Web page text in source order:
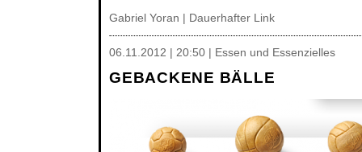
Gabriel Yoran | Dauerhafter Link
06.11.2012 | 20:50 | Essen und Essenzielles
GEBACKENE BÄLLE